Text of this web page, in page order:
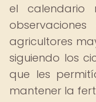
el calendario
agricultores
siguiendo los
que les
mantener la